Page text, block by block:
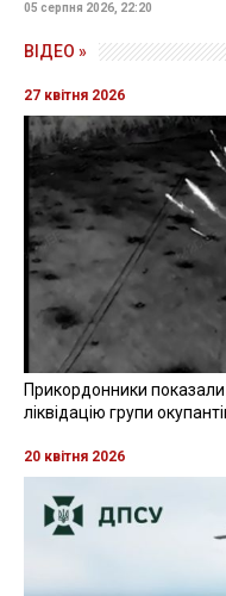
05 серпня 2026, 22:20
ВІДЕО »
27 квітня 2026
Прикордонники
ліквідацію групи
20 квітня 2026